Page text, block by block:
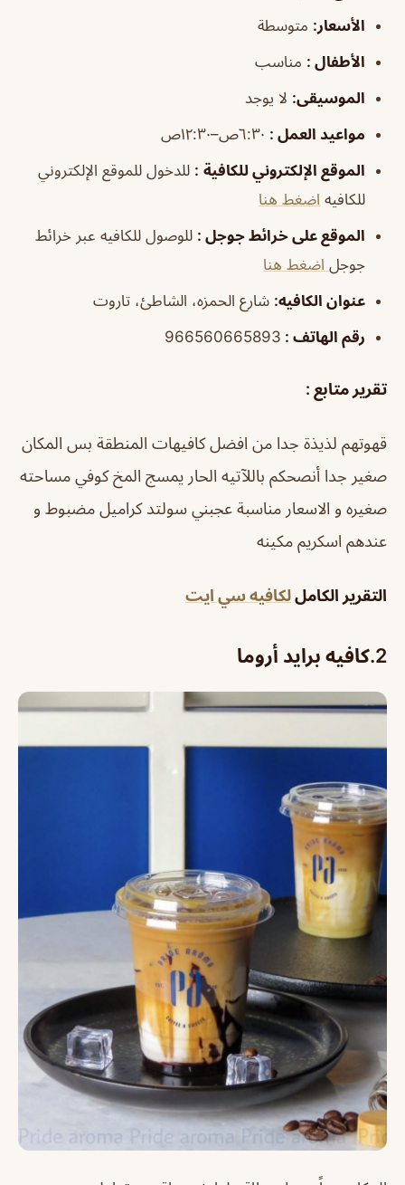
الأسعار: متوسطة
الأطفال : مناسب
الموسيقى: لا يوجد
مواعيد العمل : ٦:٣٠ص–١٢:٣٠ص
الموقع الإلكتروني للكافية : للدخول للموقع الإلكتروني
للكافيه اضغط هنا
الموقع على خرائط جوجل : للوصول للكافيه عبر خرائط
جوجل اضغط هنا
عنوان الكافيه: شارع الحمزه، الشاطئ، تاروت
رقم الهاتف : 966560665893
تقرير متابع :
قهوتهم لذيذة جدا من افضل كافيهات المنطقة بس المكان
صغير جدا أنصحكم باللآتيه الحار يمسج المخ كوفي مساحته
صغيره و الاسعار مناسبة عجبني سولتد كراميل مضبوط و
عندهم اسكريم مكينه
التقرير الكامللكافيه سي ايت
2. كافيه برايد أروما